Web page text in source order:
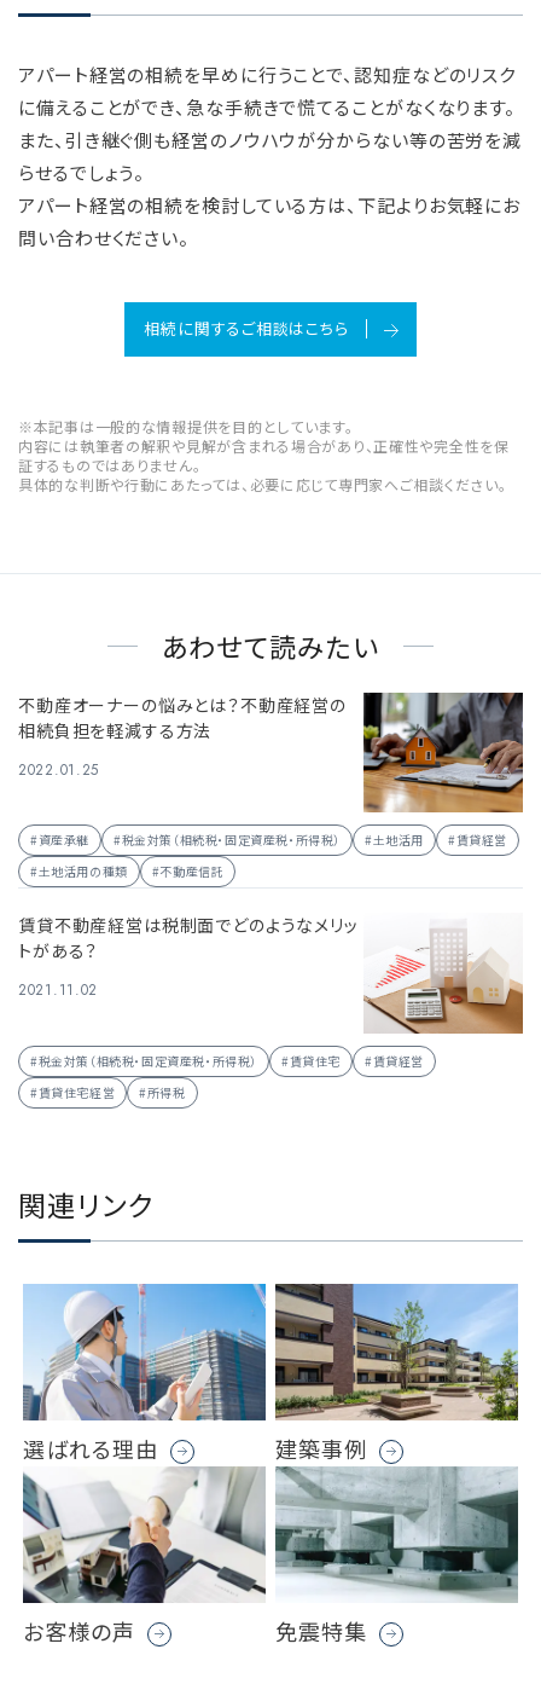
アパート経営の相続を早めに行うことで、認知症などのリスク
に備えることができ、急な手続きで慌てることがなくなります。
また、引き継ぐ側も経営のノウハウが分からない等の苦労を減
らせるでしょう。
アパート経営の相続を検討している方は、下記よりお気軽にお
問い合わせください。
相続に関するご相談はこちら
※本記事は一般的な情報提供を目的としています。
内容には執筆者の解釈や見解が含まれる場合があり、正確性や完全性を保
証するものではありません。
具体的な判断や行動にあたっては、必要に応じて専門家へご相談ください。
あわせて読みたい
不動産オーナーの悩みとは？不動産経営の
相続負担を軽減する方法
2022.01.25
#資産承継 #税金対策（相続税・固定資産税・所得税） #土地活用
#賃貸経営
#土地活用の種類
#不動産信託
賃貸不動産経営は税制面でどのようなメリッ
トがある？
2021.11.02
#税金対策（相続税・固定資産税・所得税） #賃貸住宅
#賃貸経営
#賃貸住宅経営
#所得税
関連リンク
選ばれる理由 建築事例
お客様の声 免震特集